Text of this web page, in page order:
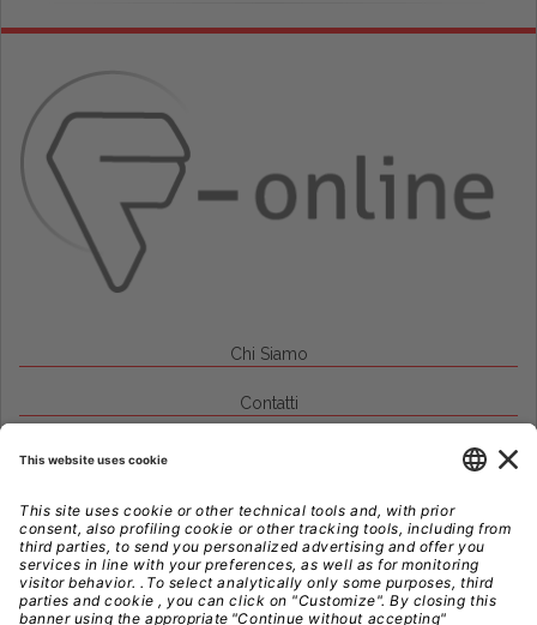
Chi Siamo
Contatti
Note Legali
Privacy
Gestione Cookie